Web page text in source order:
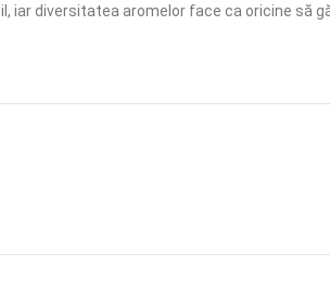
iar diversitatea aromelor face ca oricine să